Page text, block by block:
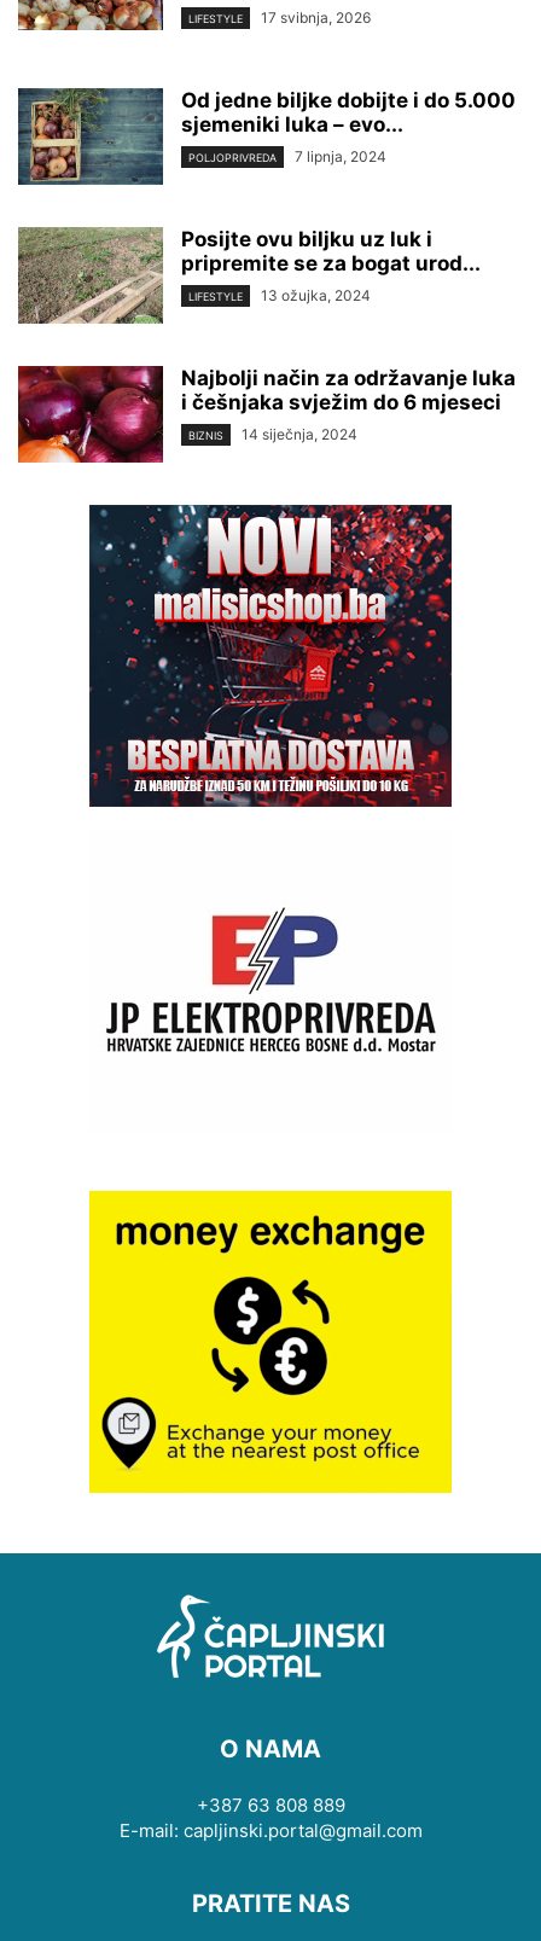
LIFESTYLE 17 svibnja, 2026
Od jedne biljke dobijte i do 5.000
sjemeniki luka – evo...
POLJOPRIVREDA 7 lipnja, 2024
Posijte ovu biljku uz luk i
pripremite se za bogat urod...
LIFESTYLE 13 ožujka, 2024
Najbolji način za održavanje luka
i češnjaka svježim do 6 mjeseci
BIZNIS 14 siječnja, 2024
O NAMA
+387 63 808 889
E-mail: capljinski.portal@gmail.com
PRATITE NAS